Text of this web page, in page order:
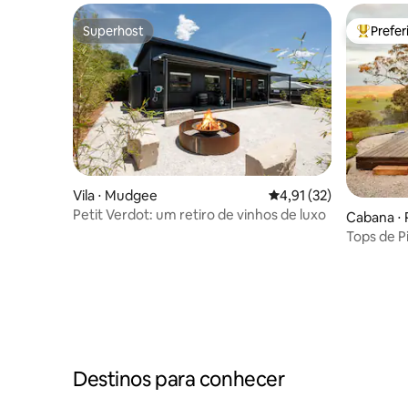
Superhost
Superhost
Vila ⋅ Mudgee 4,91 de uma
4,91 (32)
Petit Verdot: um retiro de vinhos de luxo
Entre
Cabana
Tops de
Destinos para conhecer